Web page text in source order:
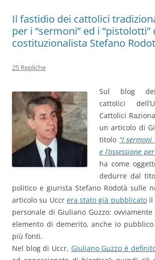
Il fastidio dei cattolici
per i “sermoni” ed i “pistolotti”
costituzionalista Stefano
25 Repliche
Sul blog dei
cattolici
Cattolici
un articolo di
titolo “I
e l’ossessione
ha come
dedurre dal
politico e giurista Stefano Rodotà sulle
articolo su Uccr era stato già pubblicatoil
personale di Giuliano Guzzo:
elemento di demerito, anche io
più fonti.
Nel blog di Uccr, Giuliano Guzzo è